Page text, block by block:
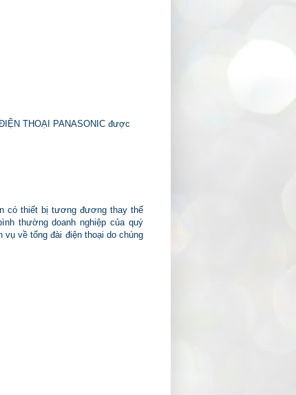
THOẠI PANASONIC được
có thiết bị tương đương thay thế
thường doanh nghiệp của quý
vụ vềtổng đài điện thoại do chúng